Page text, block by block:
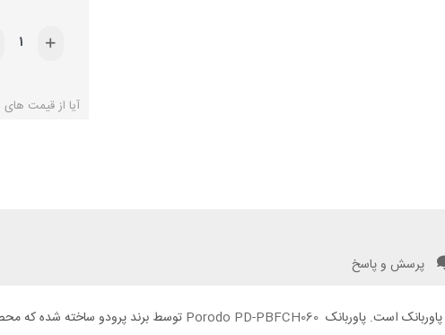
آیا از قیمت
پرسش و پاسخ
است. پاوربانکPorodo PD-PBFCH060 توسط برند پرودو ساخته شده که